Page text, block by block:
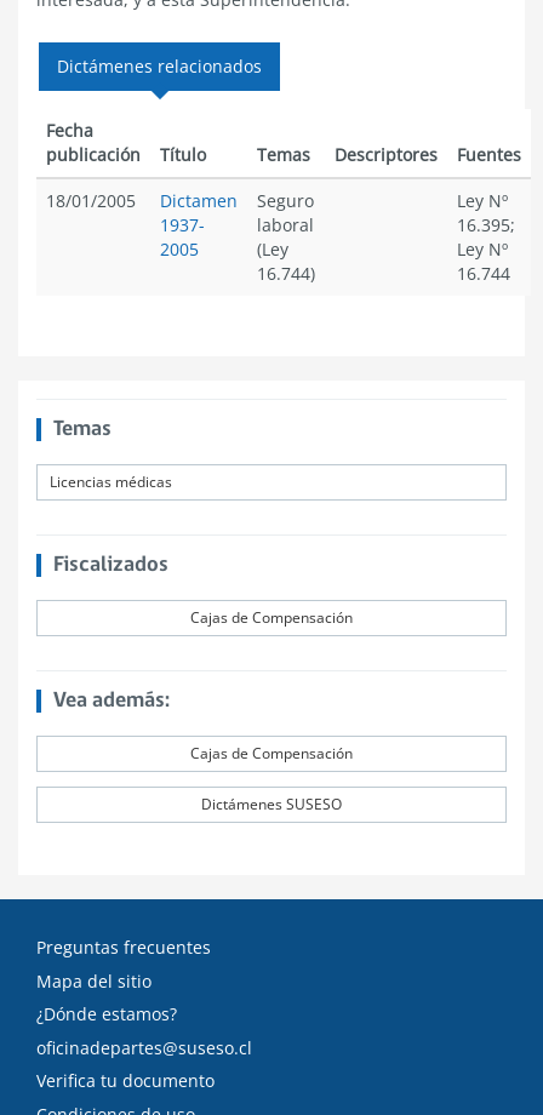
Dictámenes relacionados
Fecha
publicación
Título Temas Descriptores
Fuentes
18/01/2005
Dictamen
1937-
2005
Seguro
laboral
(Ley
16.744)
Ley Nº
16.395;
Ley Nº
16.744
Temas
Licencias médicas
Fiscalizados
Cajas de Compensación
Vea además:
Cajas de Compensación
Dictámenes SUSESO
Preguntas frecuentes
Mapa del sitio
¿Dónde estamos?
oficinadepartes@suseso.cl
Verifica tu documento